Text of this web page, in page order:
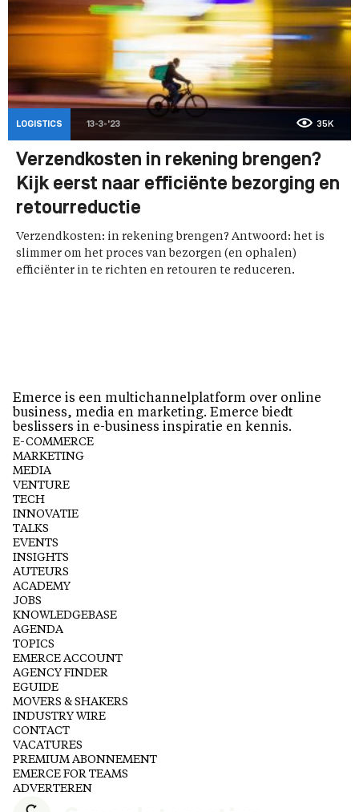
LOGISTICS 13-3-'23 35K
Verzendkosten in rekening brengen?
Kijk eerst naar efficiënte bezorging en
retourreductie
Verzendkosten: in rekening brengen? Antwoord: het is
slimmer om het proces van bezorgen (en ophalen)
efficiënter in te richten en retouren te reduceren.
Emerce is een multichannelplatform over online
business, media en marketing. Emerce biedt
beslissers in e-business inspiratie en kennis.
E-COMMERCE
MARKETING
MEDIA
VENTURE
TECH
INNOVATIE
TALKS
EVENTS
INSIGHTS
AUTEURS
ACADEMY
JOBS
KNOWLEDGEBASE
AGENDA
TOPICS
EMERCE ACCOUNT
AGENCY FINDER
EGUIDE
MOVERS & SHAKERS
INDUSTRY WIRE
CONTACT
VACATURES
PREMIUM ABONNEMENT
EMERCE FOR TEAMS
ADVERTEREN